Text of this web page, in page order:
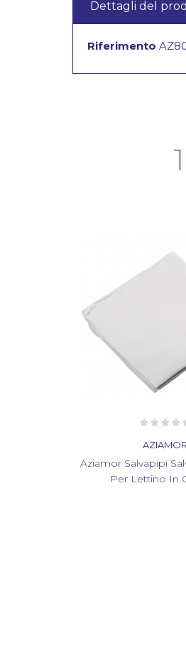
Dettagli del
Riferimento
Salva Materasso